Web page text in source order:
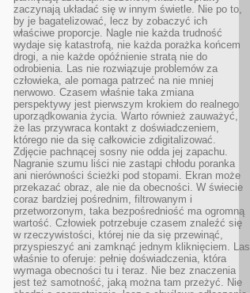
zaczynają układać się w innym świetle. Nie po to,
by je bagatelizować, lecz by zobaczyć ich
właściwe proporcje. Nagle nie każda trudność
wydaje się katastrofą, nie każda porażka końcem
drogi, a nie każde opóźnienie stratą nie do
odrobienia. Las nie rozwiązuje problemów za
człowieka, ale pomaga patrzeć na nie mniej
nerwowo. Czasem właśnie taka zmiana
perspektywy jest pierwszym krokiem do realnego
uporządkowania życia. Warto również zauważyć,
że las przywraca kontakt z doświadczeniem,
którego nie da się całkowicie zdigitalizować.
Zdjęcie pachnącej sosny nie odda jej zapachu.
Nagranie szumu liści nie zastąpi chłodu poranka
ani nierówności ścieżki pod stopami. Ekran może
przekazać obraz, ale nie da obecności. W świecie
coraz bardziej pośrednim, filtrowanym i
przetworzonym, taka bezpośredniość ma ogromną
wartość. Człowiek potrzebuje czasem znaleźć się
w rzeczywistości, której nie da się przewinąć,
przyspieszyć ani zamknąć jednym kliknięciem. Las
właśnie to oferuje: pełnię doświadczenia, która
wymaga obecności tu i teraz. Nie bez znaczenia
jest też samotność, jaką można tam przeżyć. Nie